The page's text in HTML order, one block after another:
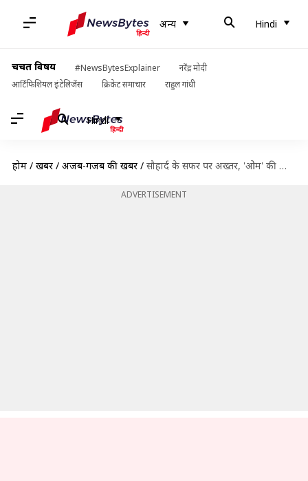
अन्य Hindi
चर्चित विषय #NewsBytesExplainer
नरेंद्र मोदी
आर्टिफिशियल इंटेलिजेंस
क्रिकेट समाचार राहुल गांधी
Hindi
होम / खबरें / अजब-गजब की खबरें / सौहार्द के सफर पर अख्तर, 'ओम' की आकृति बनाने के लिए करेंगे हजारों किलोमीटर की यात्रा
ADVERTISEMENT